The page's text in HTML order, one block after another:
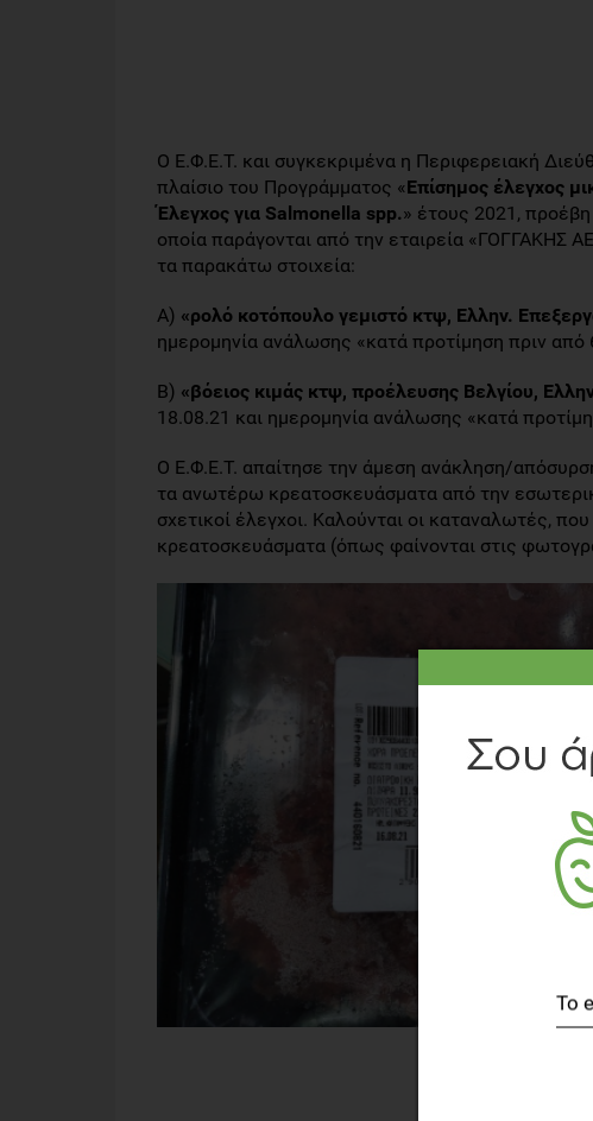
Ο Ε.Φ.Ε.Τ. και συγκεκριμένα η Περιφερειακή
πλαίσιο του Προγράμματος «Επίσημος έλεγχος
Έλεγχος για Salmonella spp.» έτους 2021,
οποία παράγονται από την εταιρεία
τα παρακάτω στοιχεία:
Α) «ρολό κοτόπουλο γεμιστό κτψ, Ελλην.
ημερομηνία ανάλωσης «κατά προτίμηση πριν
Β) «βόειος κιμάς κτψ, προέλευσης Βελγίου,
18.08.21 και ημερομηνία ανάλωσης «κατά
Ο Ε.Φ.Ε.Τ. απαίτησε την άμεση ανάκληση/
τα ανωτέρω κρεατοσκευάσματα από την
σχετικοί έλεγχοι. Καλούνται οι καταναλωτές,
κρεατοσκευάσματα (όπως φαίνονται στις